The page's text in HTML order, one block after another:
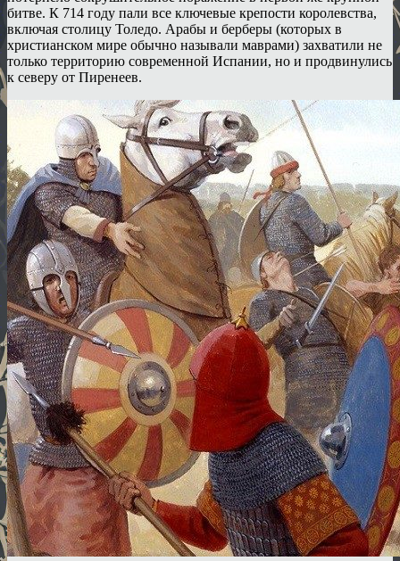
битве. К 714 году пали все ключевые крепости королевства,
включая столицу Толедо. Арабы и берберы (которых в
христианском мире обычно называли маврами) захватили не
только территорию современной Испании, но и продвинулись
к северу от Пиренеев.